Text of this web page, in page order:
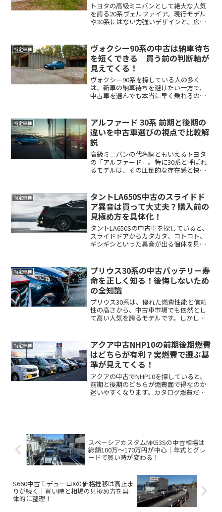
トヨタの高級ミニバンとして絶大な人気
を誇る20系ヴェルファイア。現行モデル
や30系にはない力強いデザインと、広々
し、年数が経過した中古車である以上、
故障や特有の不具合に...
特定車種
ヴォクシー90系の中古は納車待ち
を短くできる｜買う前の判断軸が
見えてくる！
ヴォクシー90系を探している人の多く
は、新車の納車待ちを避けたい一方で、
中古車を選んでも本当に早く乗れるの
ます。90系は現行型として人気が高く、
ファミリーカーとしての使...
特定車種
アルファード 30系 前期と後期の
違いを中古車選びの視点で比較解
説
高級ミニバンの代名詞ともいえるトヨタ
の「アルファード」。特に30系と呼ばれ
るモデルは、その圧倒的な存在感と快適
ていると必ず直面するのが「前期型」と
「後期型」という区別で...
特定車種
タントLA650S中古のスライドド
ア異音は買って大丈夫？購入前の
見極め方を具体化！
タントLA650Sの中古車を探していると、
スライドドアからカタカタ、コトコト、
ギシギシといった異音が出る個体を見つ
アとスライドドアの使い勝手が魅力です
が、乗り降りの回数...
特定車種
プリウス30系の中古バッテリー寿
命を正しく知る！後悔しないため
の全知識
プリウス30系は、優れた燃費性能と信頼
性の高さから、中古車市場でも依然とし
て高い人気を誇るモデルです。しかし、
寿命ではないでしょうか。「中古で買っ
た直後に高額な修理代が...
特定車種
アクア中古NHP10の前期後期燃費
はどちらが有利？実燃費で選ぶ基
準が見えてくる！
アクアの中古でNHP10を探していると、
前期と後期のどちらが燃費面で得なのか
迷いやすくなります。カタログ燃費だけ
スペーシアカスタムMK53Sの中古相場は
総額100万～170万円が中心｜年式とグレ
ードで買い時が変わる！
S660中古モデューロXの価格推移は高止ま
りが続く｜買い時と相場の見極め方を具
体的に整理！